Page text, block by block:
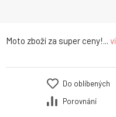
Moto zboží za super ceny!...
Do oblíbených
Porovnání